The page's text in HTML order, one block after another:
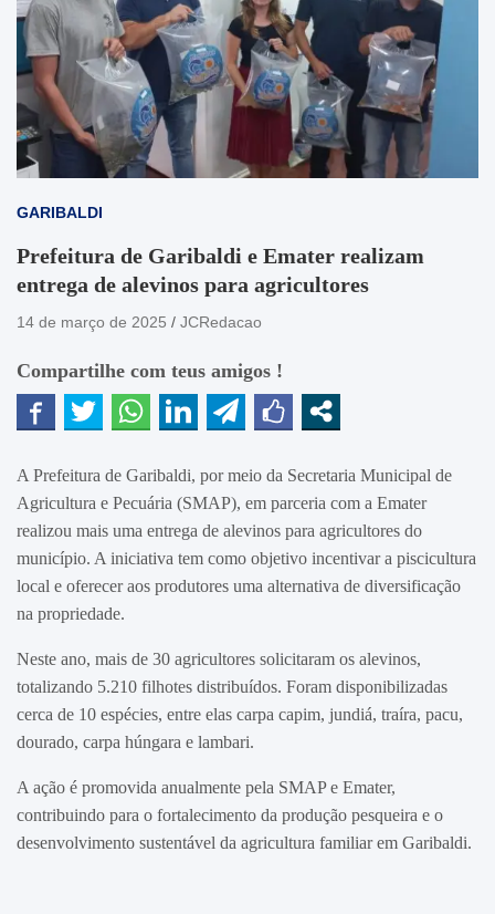
GARIBALDI
Prefeitura de Garibaldi e Emater realizam
entrega de alevinos para agricultores
14 de março de 2025 JCRedacao
Compartilhe com teus amigos !
A Prefeitura de Garibaldi, por meio da Secretaria Municipal de
Agricultura e Pecuária (SMAP), em parceria com a Emater
realizou mais uma entrega de alevinos para agricultores do
município. A iniciativa tem como objetivo incentivar a piscicultura
local e oferecer aos produtores uma alternativa de diversificação
na propriedade.
Neste ano, mais de 30 agricultores solicitaram os alevinos,
totalizando 5.210 filhotes distribuídos. Foram disponibilizadas
cerca de 10 espécies, entre elas carpa capim, jundiá, traíra, pacu,
dourado, carpa húngara e lambari.
A ação é promovida anualmente pela SMAP e Emater,
contribuindo para o fortalecimento da produção pesqueira e o
desenvolvimento sustentável da agricultura familiar em Garibaldi.